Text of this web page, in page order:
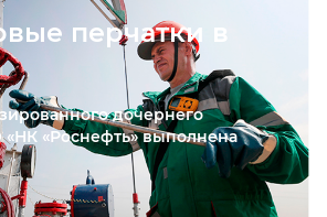
перчатки в
дочернего
«Роснефть» выполнена